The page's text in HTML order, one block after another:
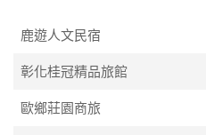
鹿遊人文民宿
彰化桂冠精品旅館
歐鄉莊園商旅